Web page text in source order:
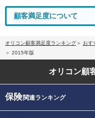
顧客満足度について
オリコン顧客満足度ランキング
おす
2015年版
オリコン顧
保険関連ランキング